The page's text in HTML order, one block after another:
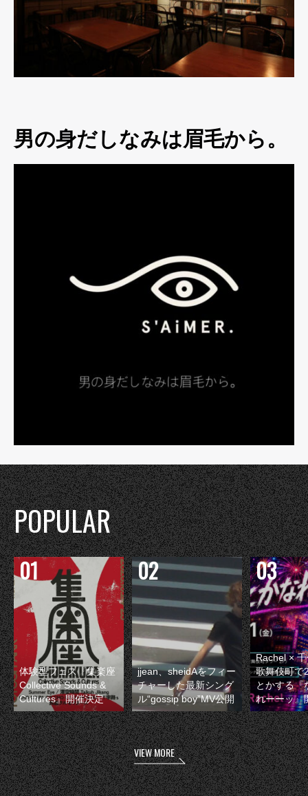
男の身だしなみは眉毛から。
POPULAR
体験型フェス『集楽座
Collective Sounds &
Cultures』開催決定
jjean、sheidAをフィー
チャーした最新シング
ル“gossip boy”MV公開
Rachel ×
歌舞伎町で
とかする『
れーーッ』
VIEW MORE